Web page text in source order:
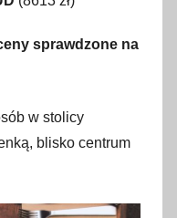
sprawdzone na
w stolicy
blisko centrum